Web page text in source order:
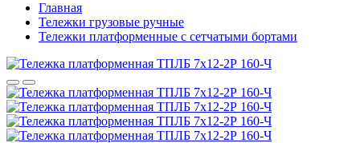
Главная
Тележки грузовые ручные
Тележки платформенные с сетчатыми бортами